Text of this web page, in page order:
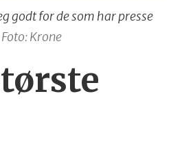
godt for de som har presse
Foto: Krone